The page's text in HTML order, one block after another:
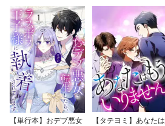
【単行本】おデブ悪女
【タテヨミ】あなたは